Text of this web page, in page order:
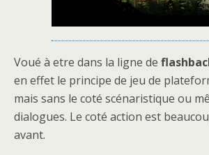
Voué à etre dans la ligne de
en effet le principe de jeu de
mais sans le coté scénaristique ou
dialogues. Le coté action est
avant.